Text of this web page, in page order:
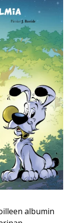
albumin